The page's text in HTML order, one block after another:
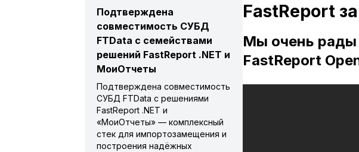
FastReport
Мы очень рады
FastReport
Подтверждена
совместимость СУБД
FTData с семействами
решений FastReport .NET и
МоиОтчеты
Подтверждена совместимость
СУБД FTData с решениями
FastReport .NET и
«МоиОтчеты» — комплексный
стек для импортозамещения и
построения надёжных